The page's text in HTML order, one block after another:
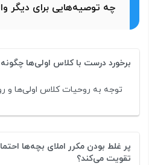
چه توصیه‌هایی برای دیگر
برخورد درست با کلاس اولی‌ها
توجه به روحیات کلاس اولی‌ها
پر غلط بودن مکرر املای بچه‌ها
تقویت می‌کند؟